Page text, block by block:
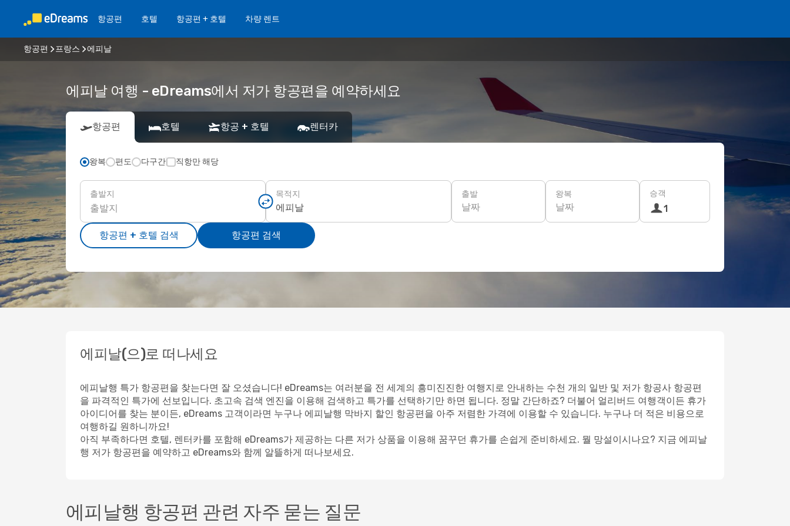
항공편 호텔 항공편 + 호텔 차량 렌트
항공편 프랑스 에피날
에피날 여행 - eDreams에서 저가 항공편을 예약하세요
항공편 호텔 항공 + 호텔 렌터카
왕복 편도 다구간 직항만 해당
출발지 목적지 출발
날짜
왕복
날짜
승객
1
항공편 + 호텔 검색 항공편 검색
에피날(으)로 떠나세요
에피날행 특가 항공편을 찾는다면 잘 오셨습니다! eDreams는 여러분을 전 세계의 흥미진진한 여행지로 안내하는 수천 개의 일반 및 저가 항공사 항공편
을 파격적인 특가에 선보입니다. 초고속 검색 엔진을 이용해 검색하고 특가를 선택하기만 하면 됩니다. 정말 간단하죠? 더불어 얼리버드 여행객이든 휴가
아이디어를 찾는 분이든, eDreams 고객이라면 누구나 에피날행 막바지 할인 항공편을 아주 저렴한 가격에 이용할 수 있습니다. 누구나 더 적은 비용으로
여행하길 원하니까요!
아직 부족하다면 호텔, 렌터카를 포함해 eDreams가 제공하는 다른 저가 상품을 이용해 꿈꾸던 휴가를 손쉽게 준비하세요. 뭘 망설이시나요? 지금 에피날
행 저가 항공편을 예약하고 eDreams와 함께 알뜰하게 떠나보세요.
에피날행 항공편 관련 자주 묻는 질문